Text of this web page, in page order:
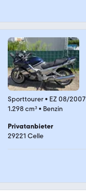
Sporttourer• EZ 08/2007
1.298 cm³• Benzin
Privatanbieter
29221 Celle